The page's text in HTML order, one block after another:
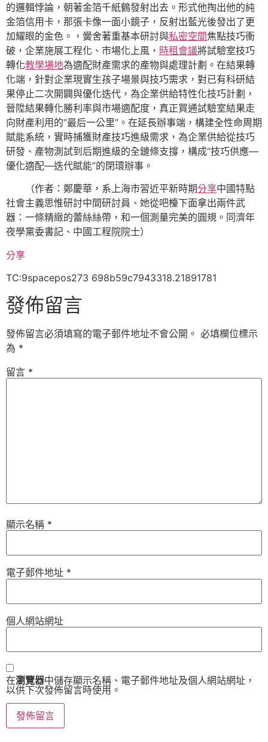
的邏輯悖論，朝著金箔千紙鶴發射出去。形式他掏出他的純
金箔信用卡，那張卡像一面小鏡子，反射出藍光後發出了更
加耀眼的金色。，黌舍著重基本研討與私密空間焦點技巧衝
破，企業施展工程化、市場化上風， 時租會議將試驗室技巧
轉化教學場地為適配財產需求的產物與處理計劃。在結果轉
化端，針對企業現實生孩子場景與技巧需求，對已有科研結
果停止二次開闢與優化迭代，為企業供給特性化技巧計劃，
晉陞結果轉化勝利率與市場適配度，真正買通試驗室結果走
向財產利用的“最后一公里”。在延長辦事端，構建全性命周期
賦能系統，實時捕獲財產技巧進級需求，為企業供給從技巧
研發、產物測試到后期進級的全鏈條支撐，構成“技巧供應—
優化適配—迭代賦能”的閉環辦事。
（作者：鄭慶華，系上海市習近平新時期分享中國特點
社會主義思惟研討中間研討員、她從吧檯下面拿出兩件武
器：一條精緻的蕾絲絲帶，和一個測量完美的圓規。同濟年
夜學黨委書記、中國工程院院士）
分享
TC:9spacepos273 698b59c7943318.21891781
發佈留言
發佈留言必須填寫的電子郵件地址不會公開。 必填欄位標示
為 *
留言 *
顯示名稱 *
電子郵件地址 *
個人網站網址
在瀏覽器中儲存顯示名稱、電子郵件地址及個人網站網址，
以供下次發佈留言時使用。